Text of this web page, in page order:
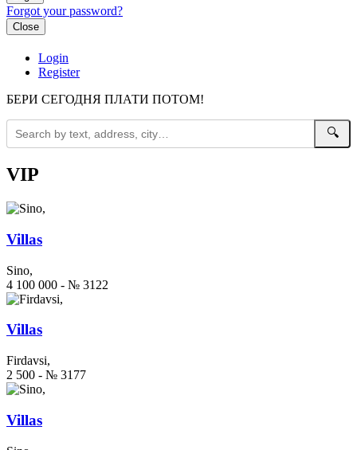
Forgot your password?
Close
Login
Register
БЕРИ СЕГОДНЯ ПЛАТИ ПОТОМ!
🔍
VIP
Villas
Sino,
4 100 000 - № 3122
Villas
Firdavsi,
2 500 - № 3177
Villas